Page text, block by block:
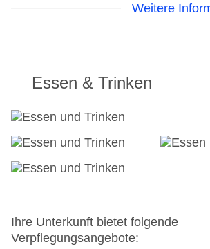
Gebühr, Outdoor, Süßwasser,
Gebühr, Outdoor, Süßwasser
Pool „Lazy River“: ohne Gebühr,
inklusive, Outdoor, Süßwasser,
ohne Gebühr, Liegen, Liegestühle,
Sonnenschirme
Souvenirshop, Ladenzeile,
Amphitheater, Casino: ab 18 Jahre
Internet: WLAN/WiFi, im
Weitere
Essen & Trinken
Ihre Unterkunft bietet folgende
Verpflegungsangebote: